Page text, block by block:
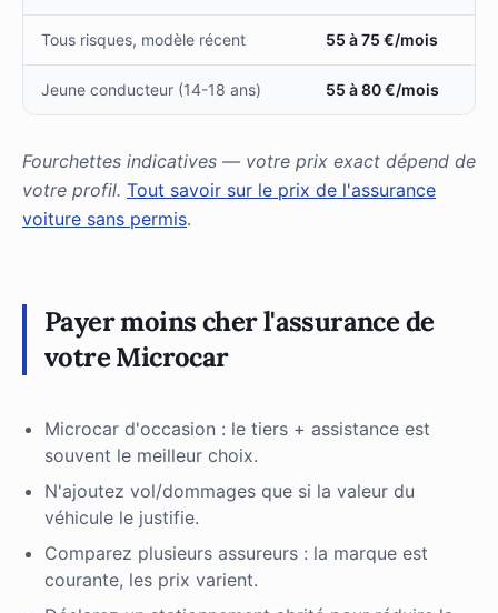
Tous risques, modèle récent 55 à 75 €/mois
Jeune conducteur (14-18 ans) 55 à 80 €/mois
Fourchettes indicatives — votre prix exact dépend de
votre profil. Tout savoir sur le prix de l'assurance
voiture sans permis.
Payer moins cher l'assurance de
votre Microcar
Microcar d'occasion : le tiers + assistance est
souvent le meilleur choix.
N'ajoutez vol/dommages que si la valeur du
véhicule le justifie.
Comparez plusieurs assureurs : la marque est
courante, les prix varient.